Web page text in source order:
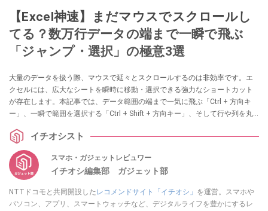
【Excel神速】まだマウスでスクロールし
てる？数万行データの端まで一瞬で飛ぶ
「ジャンプ・選択」の極意3選
大量のデータを扱う際、マウスで延々とスクロールするのは非効率です。エ
クセルには、広大なシートを瞬時に移動・選択できる強力なショートカット
が存在します。本記事では、データ範囲の端まで一気に飛ぶ「Ctrl + 方向キ
ー」、一瞬で範囲を選択する「Ctrl + Shift + 方向キー」、そして行や列を丸
は劇的に短縮されます（Windows用の場合）。
イチオシスト
スマホ・ガジェットレビュワー
イチオシ編集部 ガジェット部
NTTドコモと共同開設した レコメンドサイト「イチオシ」 を運営。スマホや
パソコン、アプリ、スマートウォッチなど、デジタルライフを豊かにするレ